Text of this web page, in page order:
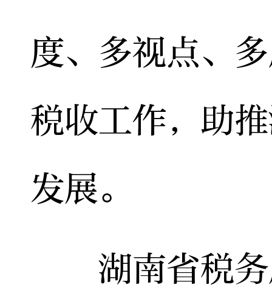
度、多视点、
税收工作，助
发展。
湖南省税务